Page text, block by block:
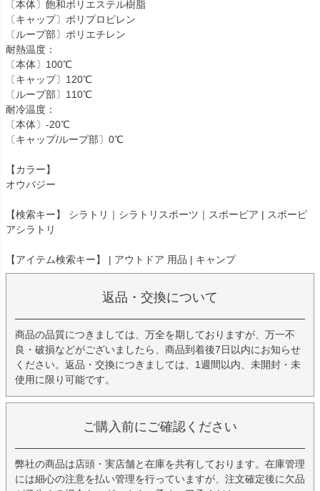
〔本体〕飽和ポリエステル樹脂
〔キャップ〕ポリプロピレン
〔ループ部〕ポリエチレン
耐熱温度：
〔本体〕100℃
〔キャップ〕120℃
〔ループ部〕110℃
耐冷温度：
〔本体〕-20℃
〔キャップ/ループ部〕0℃
【カラー】
オウバジー
【検索キー】 シラトリ｜シラトリスポーツ｜スポーピア | スポーピ
アシラトリ
【アイテム検索キー】 | アウトドア 用品 | キャンプ
返品・交換について
商品の品質につきましては、万全を期しておりますが、万一不
良・破損などがございましたら、商品到着後7日以内にお知らせ
ください。返品・交換につきましては、1週間以内、未開封・未
使用に限り可能です。
ご購入前にご確認ください
弊社の商品は店頭・実店舗と在庫を共有しております。在庫管理
には細心の注意を払い管理を行っていますが、注文確定後に欠品